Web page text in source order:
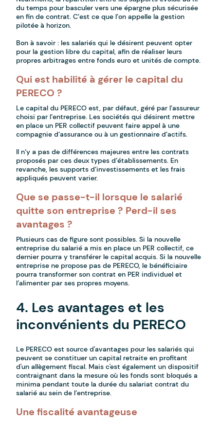
du temps pour basculer vers une épargne plus sécurisée
en fin de contrat. C’est ce que l’on appelle la gestion
pilotée à horizon.
Bon à savoir : les salariés qui le désirent peuvent opter
pour la gestion libre du capital, afin de réaliser leurs
propres arbitrages entre fonds euro et unités de compte.
Qui est habilité à gérer le capital du
PERECO ?
Le capital du PERECO est, par défaut, géré par l’assureur
choisi par l’entreprise. Les sociétés qui désirent mettre
en place un PER collectif peuvent faire appel à une
compagnie d’assurance ou à un gestionnaire d’actifs.
Il n’y a pas de différences majeures entre les contrats
proposés par ces deux types d’établissements. En
revanche, les supports d’investissements et les frais
appliqués peuvent varier.
Que se passe-t-il lorsque le salarié
quitte son entreprise ? Perd-il ses
avantages ?
Plusieurs cas de figure sont possibles. Si la nouvelle
entreprise du salarié a mis en place un PER collectif, ce
dernier pourra y transférer le capital acquis. Si la nouvelle
entreprise ne propose pas de PERECO, le bénéficiaire
pourra transformer son contrat en PER individuel et
l’alimenter par ses propres moyens.
4. Les avantages et les
inconvénients du PERECO
Le PERECO est source d'avantages pour les salariés qui
peuvent se constituer un capital retraite en profitant
d'un allègement fiscal. Mais c'est également un dispositif
contraignant dans la mesure où les fonds sont bloqués a
minima pendant toute la durée du salariat contrat du
salarié au sein de l’entreprise.
Une fiscalité avantageuse